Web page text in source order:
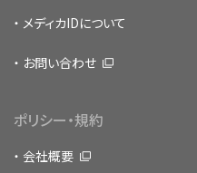
メディカIDについて
お問い合わせ
ポリシー・規約
会社概要